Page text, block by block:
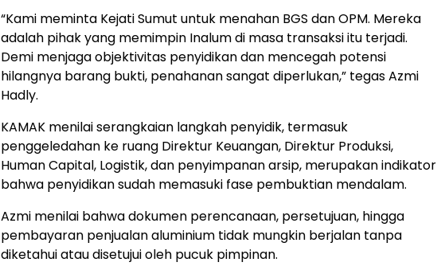
“Kami meminta Kejati Sumut untuk menahan BGS dan OPM. Mereka
adalah pihak yang memimpin Inalum di masa transaksi itu terjadi.
Demi menjaga objektivitas penyidikan dan mencegah potensi
hilangnya barang bukti, penahanan sangat diperlukan,” tegas Azmi
Hadly.
KAMAK menilai serangkaian langkah penyidik, termasuk
penggeledahan ke ruang Direktur Keuangan, Direktur Produksi,
Human Capital, Logistik, dan penyimpanan arsip, merupakan indikator
bahwa penyidikan sudah memasuki fase pembuktian mendalam.
Azmi menilai bahwa dokumen perencanaan, persetujuan, hingga
pembayaran penjualan aluminium tidak mungkin berjalan tanpa
diketahui atau disetujui oleh pucuk pimpinan.